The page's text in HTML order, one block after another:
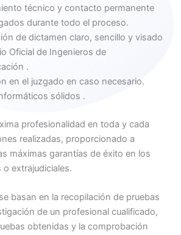
técnico y contacto permanente
durante todo el proceso.
de dictamen claro, sencillo y visado
Oficial de Ingenieros de
.
en el juzgado en caso necesario.
sólidos .
profesionalidad en toda y cada
realizadas, proporcionado a
máximas garantías de éxito en los
extrajudiciales.
basan en la recopilación de pruebas
de un profesional cualificado,
obtenidas y la comprobación